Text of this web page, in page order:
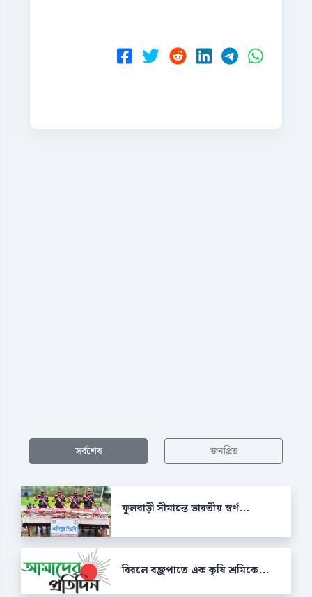
সর্বশেষ জনপ্রিয়
ফুলবাড়ী সীমান্তে ভারতীয় স্বর্ণ...
বিরলে বজ্রপাতে এক কৃষি শ্রমিকে...